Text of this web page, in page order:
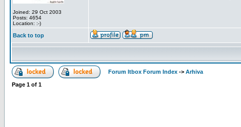
Joined: 29 Oct 2003
Posts: 4654
Location: :-)
Back to top
Forum Itbox Forum Index -> Arhiva
Page 1 of 1